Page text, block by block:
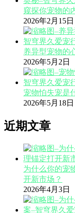
窥探你宠物的
2026年2月15日
养异型宠物的
2026年5月2日
宠物怕失宠是
2026年5月18日
近期文章
为什么你的宠
开新市场？
2026年4月3日